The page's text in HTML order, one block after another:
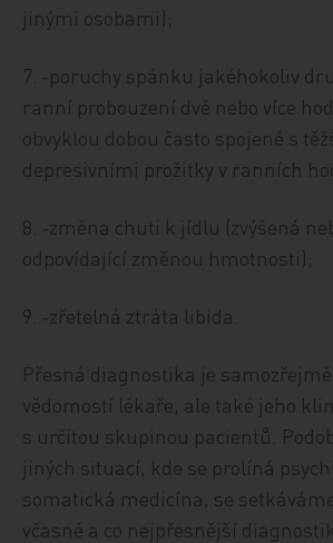
jinými osobami);
7. ‑poruchy spánku jakéhokoliv
ranní probouzení dvě nebo více
obvyklou dobou často spojené s
depresivními prožitky v ranních
8. ‑změna chuti k jídlu (zvýšená
odpovídající změnou hmotnosti);
9. ‑zřetelná ztráta libida.
Přesná diagnostika je
vědomostí lékaře, ale také jeho
s určitou skupinou pacientů.
jiných situací, kde se prolíná
somatická medicína, se
včasné a co nejpřesnější